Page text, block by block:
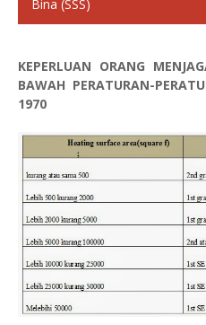
Bina (SSS)
KEPERLUAN ORANG
BAWAH PERATURAN-
1970